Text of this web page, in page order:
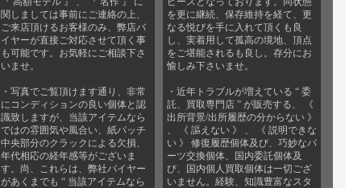
関しましては事前にご連絡の上、
ご来店頂けるお客様のみ、弊店バ
イヤーが直接ご対応させて頂く事
も可能です。お気軽にご相談下さ
いませ。
・写真でご覧頂けます通り、非常
にコンディションの良い個体と認
識致しますが、当該アイテムなら
ではの雰囲気や風合い、紙パッチ
中央部分のクラックによる欠損、
年代相応の経年感等がございま
す。尚、これらは、弊社バイヤー
があくまでも “ 当該アイテムなら
を更に継続、保存維持を経て、更
なる悦びを手に入れて頂くも良
し、実着用して孤高の境地、頂点
をご堪能されるも良し。存分にお
愉しみ下さいませ。
・近年トラブルが増えている “ 委
託、買取専門店 ” が販売する、 《
出所背景/出所履歴の分からない 》
、 《 謳えない 》 、 《 説明できな
い 》 修復履歴個体及び、巧妙なパ
ーツ交換個体、国内委託個体及
び、国内個人買取個体は一切ござ
いません。経験、知識豊富なスタ